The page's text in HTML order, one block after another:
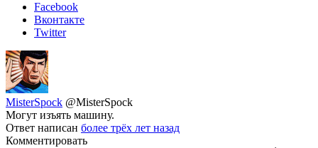
Facebook
Вконтакте
Twitter
MisterSpock @MisterSpock
Могут изъять машину.
Ответ написан более трёх лет назад
Комментировать